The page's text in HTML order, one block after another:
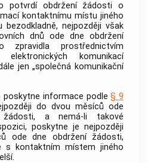
potvrdí obdržení žádosti o
kontaktnímu místu jiného
bezodkladně, nejpozději však
dnů ode dne obdržení
prostřednictvím
komunikací
jen „společná komunikační
poskytne informace podle§ 9
do dvou měsíců ode
a nemá-li takové
poskytne je nejpozději
ode dne obdržení žádosti,
s
kontaktním místem jiného